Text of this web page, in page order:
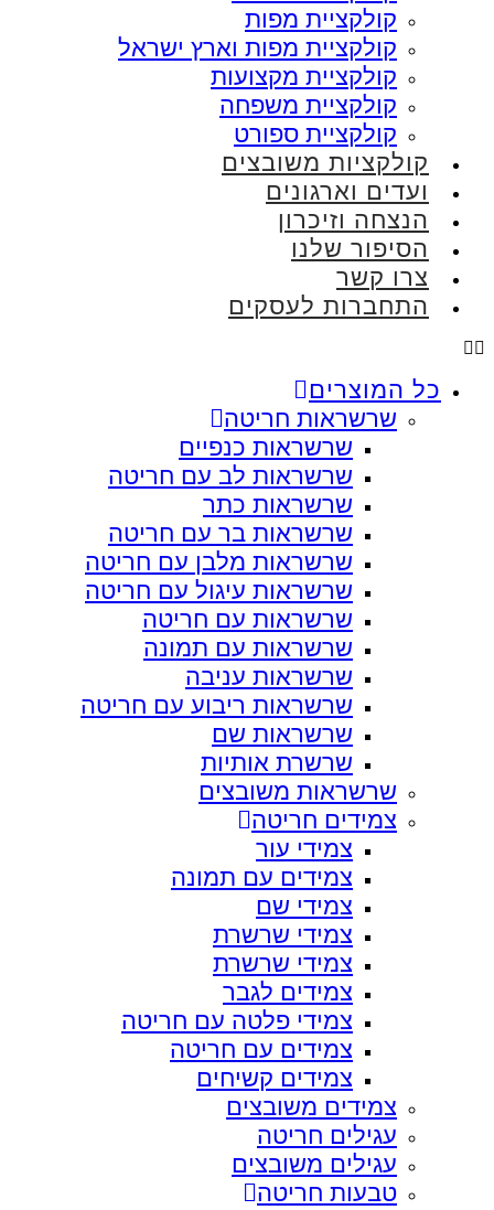
קולקציית מפות
קולקציית מפות וארץ ישראל
קולקציית מקצועות
קולקציית משפחה
קולקציית ספורט
קולקציות משובצים
ועדים וארגונים
הנצחה וזיכרון
הסיפור שלנו
צרו קשר
התחברות לעסקים
כל המוצרים
שרשראות חריטה
שרשראות כנפיים
שרשראות לב עם חריטה
שרשראות כתר
שרשראות בר עם חריטה
שרשראות מלבן עם חריטה
שרשראות עיגול עם חריטה
שרשראות עם חריטה
שרשראות עם תמונה
שרשראות עניבה
שרשראות ריבוע עם חריטה
שרשראות שם
שרשרת אותיות
שרשראות משובצים
צמידים חריטה
צמידי עור
צמידים עם תמונה
צמידי שם
צמידי שרשרת
צמידי שרשרת
צמידים לגבר
צמידי פלטה עם חריטה
צמידים עם חריטה
צמידים קשיחים
צמידים משובצים
עגילים חריטה
עגילים משובצים
טבעות חריטה